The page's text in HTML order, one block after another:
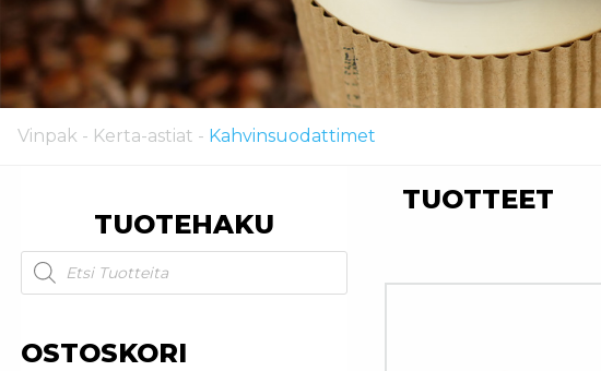
Vinpak - Kerta-astiat - Kahvinsuodattimet
TUOTEHAKU
Products search
OSTOSKORI
TUOTTEET